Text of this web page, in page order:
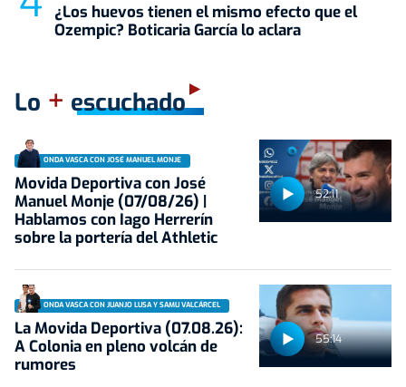
¿Los huevos tienen el mismo efecto que el
Ozempic? Boticaria García lo aclara
Lo + escuchado
52:11
ONDA VASCA CON JOSÉ MANUEL MONJE
Movida Deportiva con José
Manuel Monje (07/08/26) |
Hablamos con Iago Herrerín
sobre la portería del Athletic
55:14
ONDA VASCA CON JUANJO LUSA Y SAMU VALCÁRCEL
La Movida Deportiva (07.08.26):
A Colonia en pleno volcán de
rumores